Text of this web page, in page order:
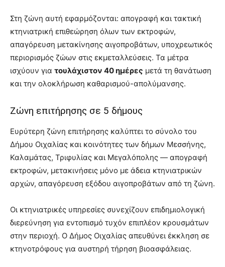
Στη ζώνη αυτή εφαρμόζονται: απογραφή και τακτική
κτηνιατρική επιθεώρηση όλων των εκτροφών,
απαγόρευση μετακίνησης αιγοπροβάτων, υποχρεωτικός
περιορισμός ζώων στις εκμεταλλεύσεις. Τα μέτρα
ισχύουν για τουλάχιστον 40 ημέρες μετά τη θανάτωση
και την ολοκλήρωση καθαρισμού-απολύμανσης.
Ζώνη επιτήρησης σε 5 δήμους
Ευρύτερη ζώνη επιτήρησης καλύπτει το σύνολο του
Δήμου Οιχαλίας και κοινότητες των δήμων Μεσσήνης,
Καλαμάτας, Τριφυλίας και Μεγαλόπολης — απογραφή
εκτροφών, μετακινήσεις μόνο με άδεια κτηνιατρικών
αρχών, απαγόρευση εξόδου αιγοπροβάτων από τη ζώνη.
Οι κτηνιατρικές υπηρεσίες συνεχίζουν επιδημιολογική
διερεύνηση για εντοπισμό τυχόν επιπλέον κρουσμάτων
στην περιοχή. Ο Δήμος Οιχαλίας απευθύνει έκκληση σε
κτηνοτρόφους για αυστηρή τήρηση βιοασφάλειας.